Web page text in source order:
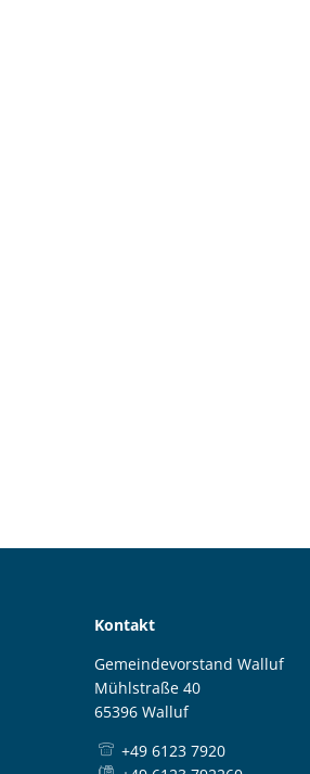
Kontakt
Gemeindevorstand Walluf
Mühlstraße 40
65396 Walluf
+49 6123 7920